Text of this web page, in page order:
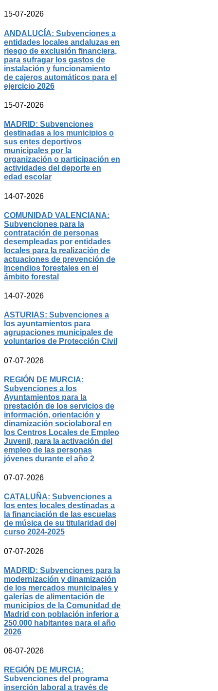
15-07-2026
ANDALUCÍA: Subvenciones a
entidades locales andaluzas en
riesgo de exclusión financiera,
para sufragar los gastos de
instalación y funcionamiento
de cajeros automáticos para el
ejercicio 2026
15-07-2026
MADRID: Subvenciones
destinadas a los municipios o
sus entes deportivos
municipales por la
organización o participación en
actividades del deporte en
edad escolar
14-07-2026
COMUNIDAD VALENCIANA:
Subvenciones para la
contratación de personas
desempleadas por entidades
locales para la realización de
actuaciones de prevención de
incendios forestales en el
ámbito forestal
14-07-2026
ASTURIAS: Subvenciones a
los ayuntamientos para
agrupaciones municipales de
voluntarios de Protección Civil
07-07-2026
REGIÓN DE MURCIA:
Subvenciones a los
Ayuntamientos para la
prestación de los servicios de
información, orientación y
dinamización sociolaboral en
los Centros Locales de Empleo
Juvenil, para la activación del
empleo de las personas
jóvenes durante el año 2
07-07-2026
CATALUÑA: Subvenciones a
los entes locales destinadas a
la financiación de las escuelas
de música de su titularidad del
curso 2024-2025
07-07-2026
MADRID: Subvenciones para la
modernización y dinamización
de los mercados municipales y
galerías de alimentación de
municipios de la Comunidad de
Madrid con población inferior a
250.000 habitantes para el año
2026
06-07-2026
REGIÓN DE MURCIA:
Subvenciones del programa
inserción laboral a través de